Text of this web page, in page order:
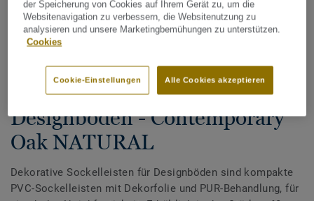
Alle Designs anzeigen (200)
Dekorative Sockelleisten für
Designböden - Contemporary
Oak NATURAL
Dekorative Sockelleisten für Designböden sind kompakte
PVC-Sockelleisten mit Dekorfolie und PUR-Behandlung, für
der Speicherung von Cookies auf Ihrem Gerät zu, um die
Websitenavigation zu verbessern, die Websitenutzung zu
analysieren und unsere Marketingbemühungen zu unterstützen.
Cookies
Alle Cookies akzeptieren
Cookie-Einstellungen